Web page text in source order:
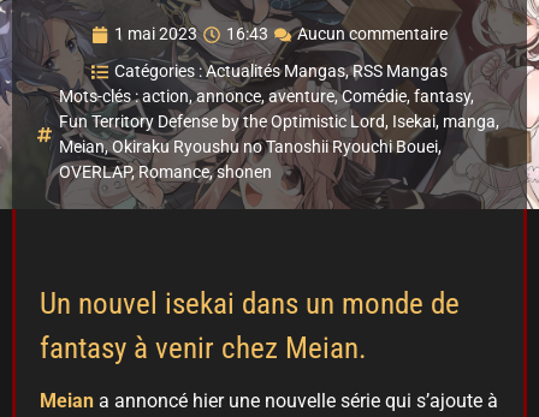
1 mai 2023 16:43
Aucun commentaire
Catégories :Actualités Mangas,RSS Mangas
Mots-clés :action,annonce,aventure,Comédie,fantasy,
Fun Territory Defense by the Optimistic Lord, Isekai, manga,
Meian, Okiraku Ryoushu no Tanoshii Ryouchi Bouei,
OVERLAP, Romance,shonen
Un nouvel isekai dans un monde de
fantasy à venir chez Meian.
Meian a annoncé hier une nouvelle série qui s’ajoute à